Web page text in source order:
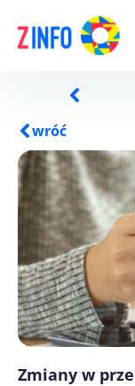
wróć
Zmiany w